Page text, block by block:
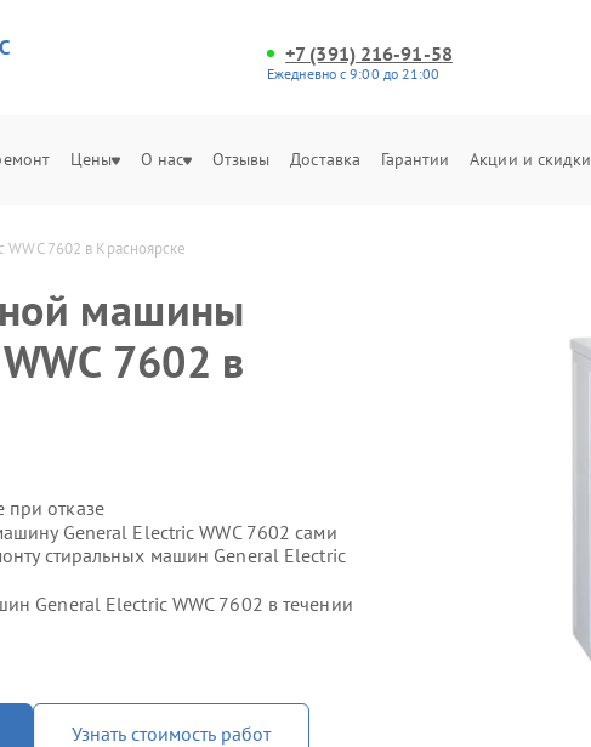
+7 (391) 216-91-58
Ежедневно с 9:00 до 21:00
Цены О нас Отзывы Доставка Гарантии Акции и скидки
7602 в Красноярске
машины
7602 в
при отказе
General Electric WWC 7602 сами
стиральных машин General Electric
General Electric WWC 7602 в течении
Узнать стоимость работ